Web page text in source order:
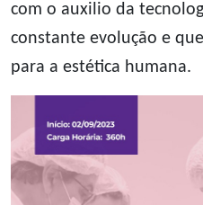
com o auxilio da
constante evolução e
para a estética humana.